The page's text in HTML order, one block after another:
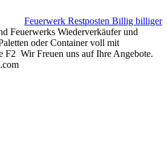
Feuerwerk Restposten Billig billiger
Feuerwerks Wiederverkäufer und
oder Container voll mit
F2 Wir Freuen uns auf Ihre Angebote.